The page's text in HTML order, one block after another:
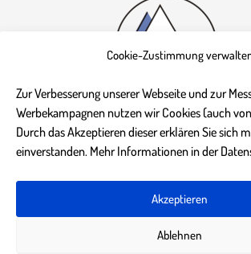
Cookie-Zustimmung
Zur Verbesserung unserer Webseite und zur
Werbekampagnen nutzen wir Cookies (auch
Durch das Akzeptieren dieser erklären Sie sich
einverstanden. Mehr Informationen in der
Akzeptieren
Ablehnen
Datenschutz DS-GVO
Kontakt